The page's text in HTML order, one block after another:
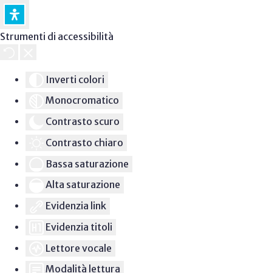
Strumenti di accessibilità
Inverti colori
Monocromatico
Contrasto scuro
Contrasto chiaro
Bassa saturazione
Alta saturazione
Evidenzia link
Evidenzia titoli
Lettore vocale
Modalità lettura